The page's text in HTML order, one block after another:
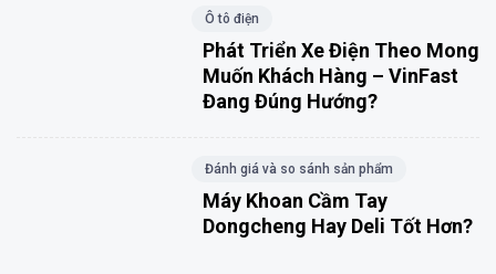
Ô tô điện
Phát Triển Xe Điện Theo Mong
Muốn Khách Hàng – VinFast
Đang Đúng Hướng?
Đánh giá và so sánh sản phẩm
Máy Khoan Cầm Tay
Dongcheng Hay Deli Tốt Hơn?